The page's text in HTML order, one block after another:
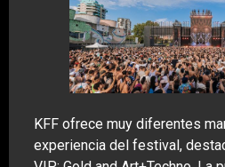
KFF ofrece muy diferentes
experiencia del festival,